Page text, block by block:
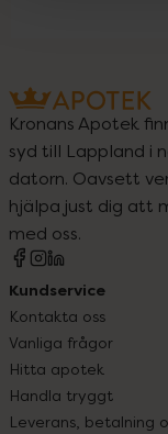
Kronans Apotek
syd till Lappland i
datorn. Oavsett
hjälpa just dig att
med oss.
Kundservice
Kontakta oss
Vanliga frågor
Hitta apotek
Handla tryggt
Leverans, betalning